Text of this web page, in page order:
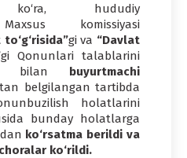
ko‘ra, hududiy
komissiyasi
gi va “Davlat
gi Qonunlari talablarini
bilan buyurtmachi
belgilangan tartibda
holatlarini
bunday holatlarga
ko‘rsatma berildi va
ko‘rildi.